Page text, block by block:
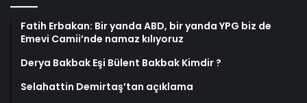
Fatih Erbakan: Bir yanda ABD, bir yanda YPG biz de
Emevi Camii’nde namaz kılıyoruz
Derya Bakbak Eşi Bülent Bakbak Kimdir ?
Selahattin Demirtaş’tan açıklama